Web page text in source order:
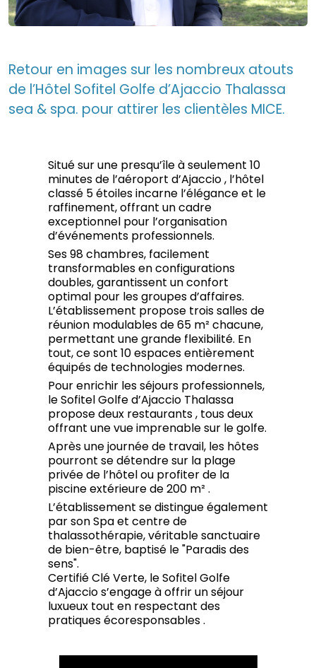
Retour en images sur les nombreux atouts
de l’Hôtel Sofitel Golfe d’Ajaccio Thalassa
sea & spa. pour attirer les clientèles MICE.
Situé sur une presqu’île à seulement 10
minutes de l’aéroport d’Ajaccio , l’hôtel
classé 5 étoiles incarne l’élégance et le
raffinement, offrant un cadre
exceptionnel pour l’organisation
d’événements professionnels.
Ses 98 chambres, facilement
transformables en configurations
doubles, garantissent un confort
optimal pour les groupes d’affaires.
L’établissement propose trois salles de
réunion modulables de 65 m² chacune,
permettant une grande flexibilité. En
tout, ce sont 10 espaces entièrement
équipés de technologies modernes.
Pour enrichir les séjours professionnels,
le Sofitel Golfe d’Ajaccio Thalassa
propose deux restaurants ️, tous deux
offrant une vue imprenable sur le golfe.
Après une journée de travail, les hôtes
pourront se détendre sur la plage
privée de l’hôtel ou profiter de la
piscine extérieure de 200 m² .
L’établissement se distingue également
par son Spa et centre de
thalassothérapie, véritable sanctuaire
de bien-être, baptisé le "Paradis des
sens".
Certifié Clé Verte, le Sofitel Golfe
d’Ajaccio s’engage à offrir un séjour
luxueux tout en respectant des
pratiques écoresponsables .